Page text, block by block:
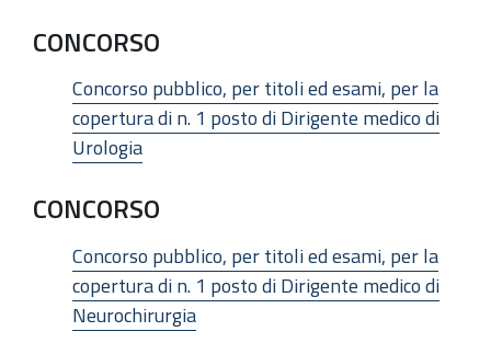
CONCORSO
Concorso pubblico, per titoli ed esami, per la
copertura di n. 1 posto di Dirigente medico di
Urologia
CONCORSO
Concorso pubblico, per titoli ed esami, per la
copertura di n. 1 posto di Dirigente medico di
Neurochirurgia